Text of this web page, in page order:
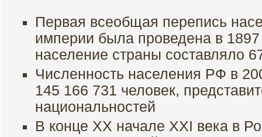
Первая всеобщая перепись
империи была проведена в 1897
население страны составляло
Численность населения РФ в
145 166 731 человек,
национальностей
В конце ХХ начале ХХI века в